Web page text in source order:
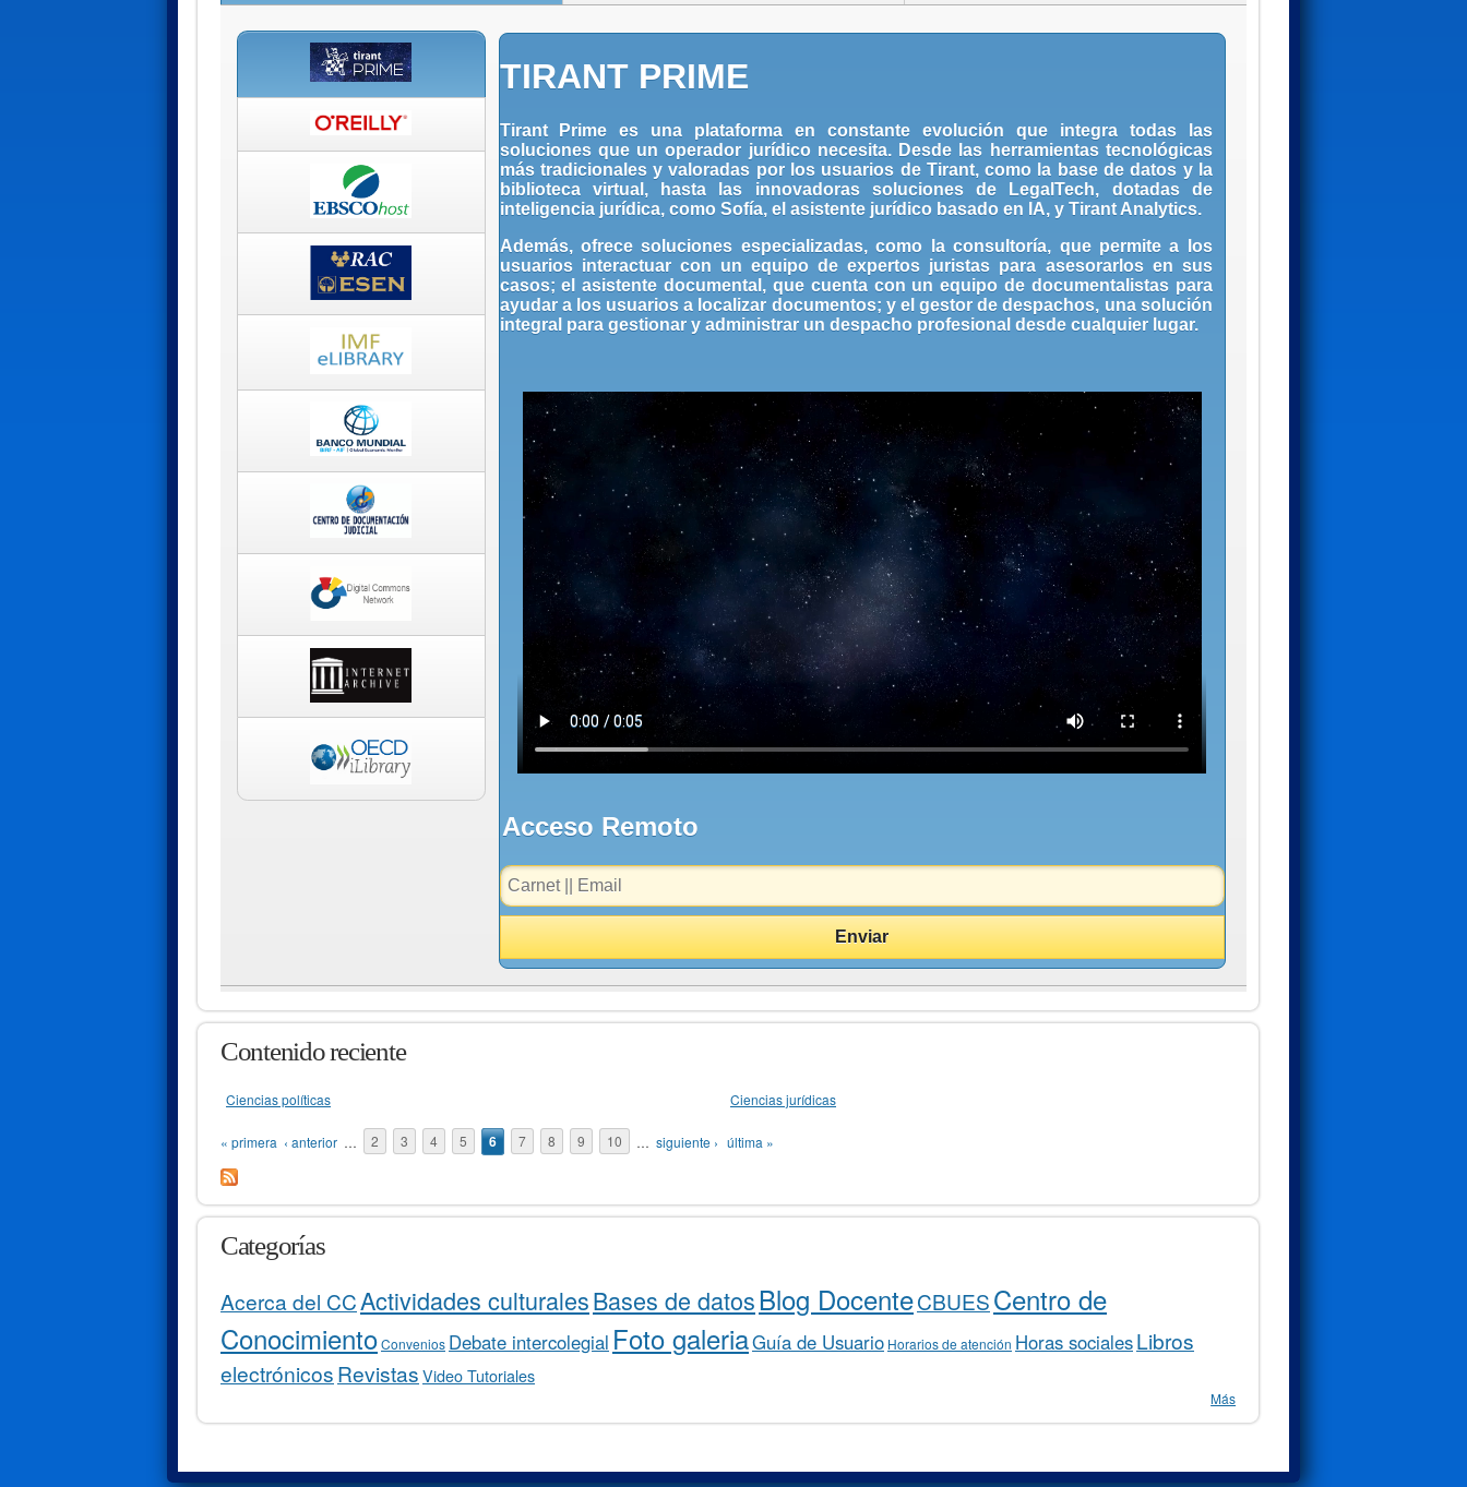
Contenido reciente
Ciencias políticas Ciencias jurídicas
Páginas
« primera ‹ anterior … 2 3 4 5 6 7 8 9 10 … siguiente › última »
Categorías
Acerca del CCActividades culturalesBases de datosBlog DocenteCBUESCentro de
ConocimientoConvenios Debate intercolegial Foto galeriaGuía de Usuario Horarios de atención Horas socialesLibros
electrónicosRevistasVideo Tutoriales
Más